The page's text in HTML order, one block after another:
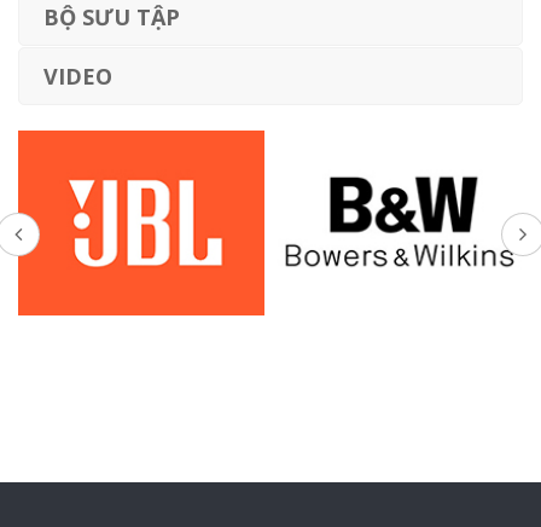
BỘ SƯU TẬP
VIDEO